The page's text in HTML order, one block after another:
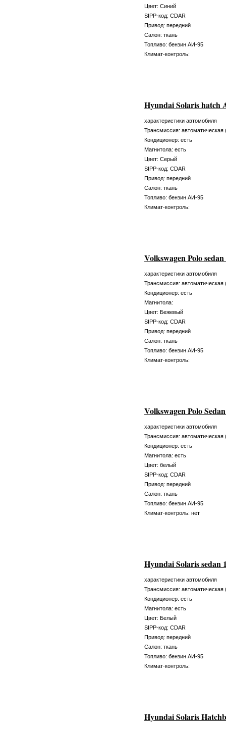
Цвет: Синий
SIPP-код: CDAR
Привод: передний
Салон: ткань
Топливо: бензин АИ-95
Климат-контроль:
Hyundai Solaris
характеристики автомобиля
Трансмиссия: автоматическая
Кондиционер: есть
Магнитола: есть
Цвет: Серый
SIPP-код: CDAR
Привод: передний
Салон: ткань
Топливо: бензин АИ-95
Климат-контроль:
Volkswagen Polo
характеристики автомобиля
Трансмиссия: автоматическая
Кондиционер: есть
Магнитола:
Цвет: Бежевый
SIPP-код: CDAR
Привод: передний
Салон: ткань
Топливо: бензин АИ-95
Климат-контроль:
Volkswagen Polo
характеристики автомобиля
Трансмиссия: автоматическая
Кондиционер: есть
Магнитола: есть
Цвет: белый
SIPP-код: CDAR
Привод: передний
Салон: ткань
Топливо: бензин АИ-95
Климат-контроль: нет
Hyundai Solaris
характеристики автомобиля
Трансмиссия: автоматическая
Кондиционер: есть
Магнитола: есть
Цвет: Белый
SIPP-код: CDAR
Привод: передний
Салон: ткань
Топливо: бензин АИ-95
Климат-контроль:
Hyundai Solaris